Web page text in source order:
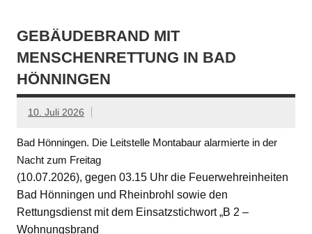
GEBÄUDEBRAND MIT
MENSCHENRETTUNG IN BAD
HÖNNINGEN
10. Juli 2026
Bad Hönningen. Die Leitstelle Montabaur alarmierte in der
Nacht zum Freitag
(10.07.2026), gegen 03.15 Uhr die Feuerwehreinheiten
Bad Hönningen und Rheinbrohl sowie den
Rettungsdienst mit dem Einsatzstichwort „B 2 –
Wohnungsbrand